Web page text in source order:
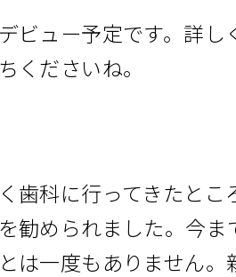
ビュー予定です。詳し
くださいね。
歯科に行ってきたとこ
勧められました。今ま
は一度もありません。